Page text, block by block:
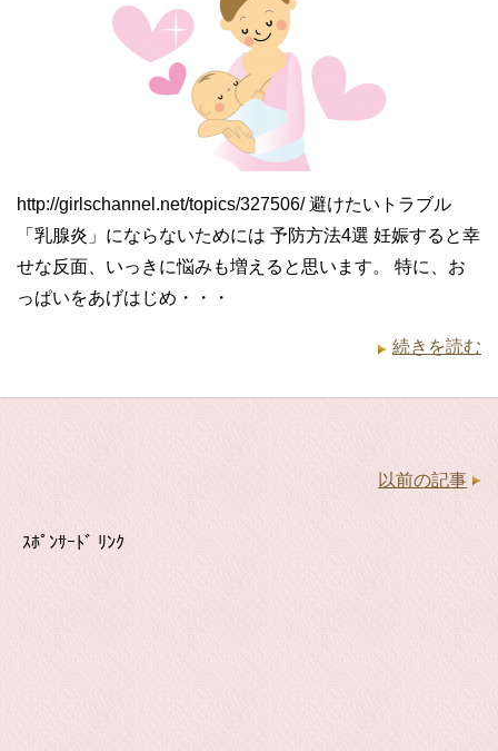
http://girlschannel.net/topics/327506/ 避けたいトラブル
「乳腺炎」にならないためには 予防方法4選 妊娠すると幸
せな反面、いっきに悩みも増えると思います。 特に、お
っぱいをあげはじめ・・・
続きを読む
以前の記事
ｽﾎﾟﾝｻｰﾄﾞ ﾘﾝｸ